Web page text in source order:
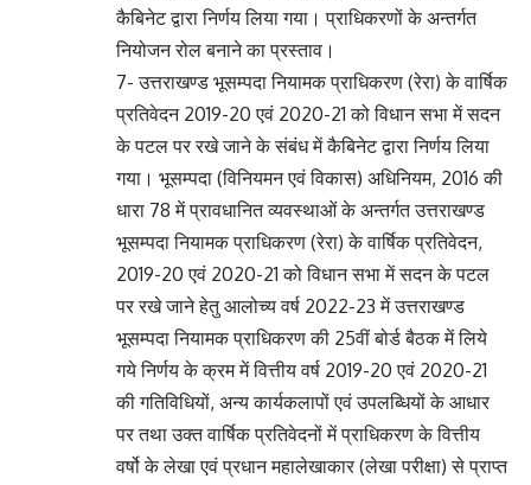
कैबिनेट द्वारा निर्णय लिया गया। प्राधिकरणों के अन्तर्गत
नियोजन रोल बनाने का प्रस्ताव।
7- उत्तराखण्ड भूसम्पदा नियामक प्राधिकरण (रेरा) के वार्षिक
प्रतिवेदन 2019-20 एवं 2020-21 को विधान सभा में सदन
के पटल पर रखे जाने के संबंध में कैबिनेट द्वारा निर्णय लिया
गया। भूसम्पदा (विनियमन एवं विकास) अधिनियम, 2016 की
धारा 78 में प्रावधानित व्यवस्थाओं के अन्तर्गत उत्तराखण्ड
भूसम्पदा नियामक प्राधिकरण (रेरा) के वार्षिक प्रतिवेदन,
2019-20 एवं 2020-21 को विधान सभा में सदन के पटल
पर रखे जाने हेतु आलोच्य वर्ष 2022-23 में उत्तराखण्ड
भूसम्पदा नियामक प्राधिकरण की 25वीं बोर्ड बैठक में लिये
गये निर्णय के क्रम में वित्तीय वर्ष 2019-20 एवं 2020-21
की गतिविधियों, अन्य कार्यकलापों एवं उपलब्धियों के आधार
पर तथा उक्त वार्षिक प्रतिवेदनों में प्राधिकरण के वित्तीय
वर्षो के लेखा एवं प्रधान महालेखाकार (लेखा परीक्षा) से प्राप्त